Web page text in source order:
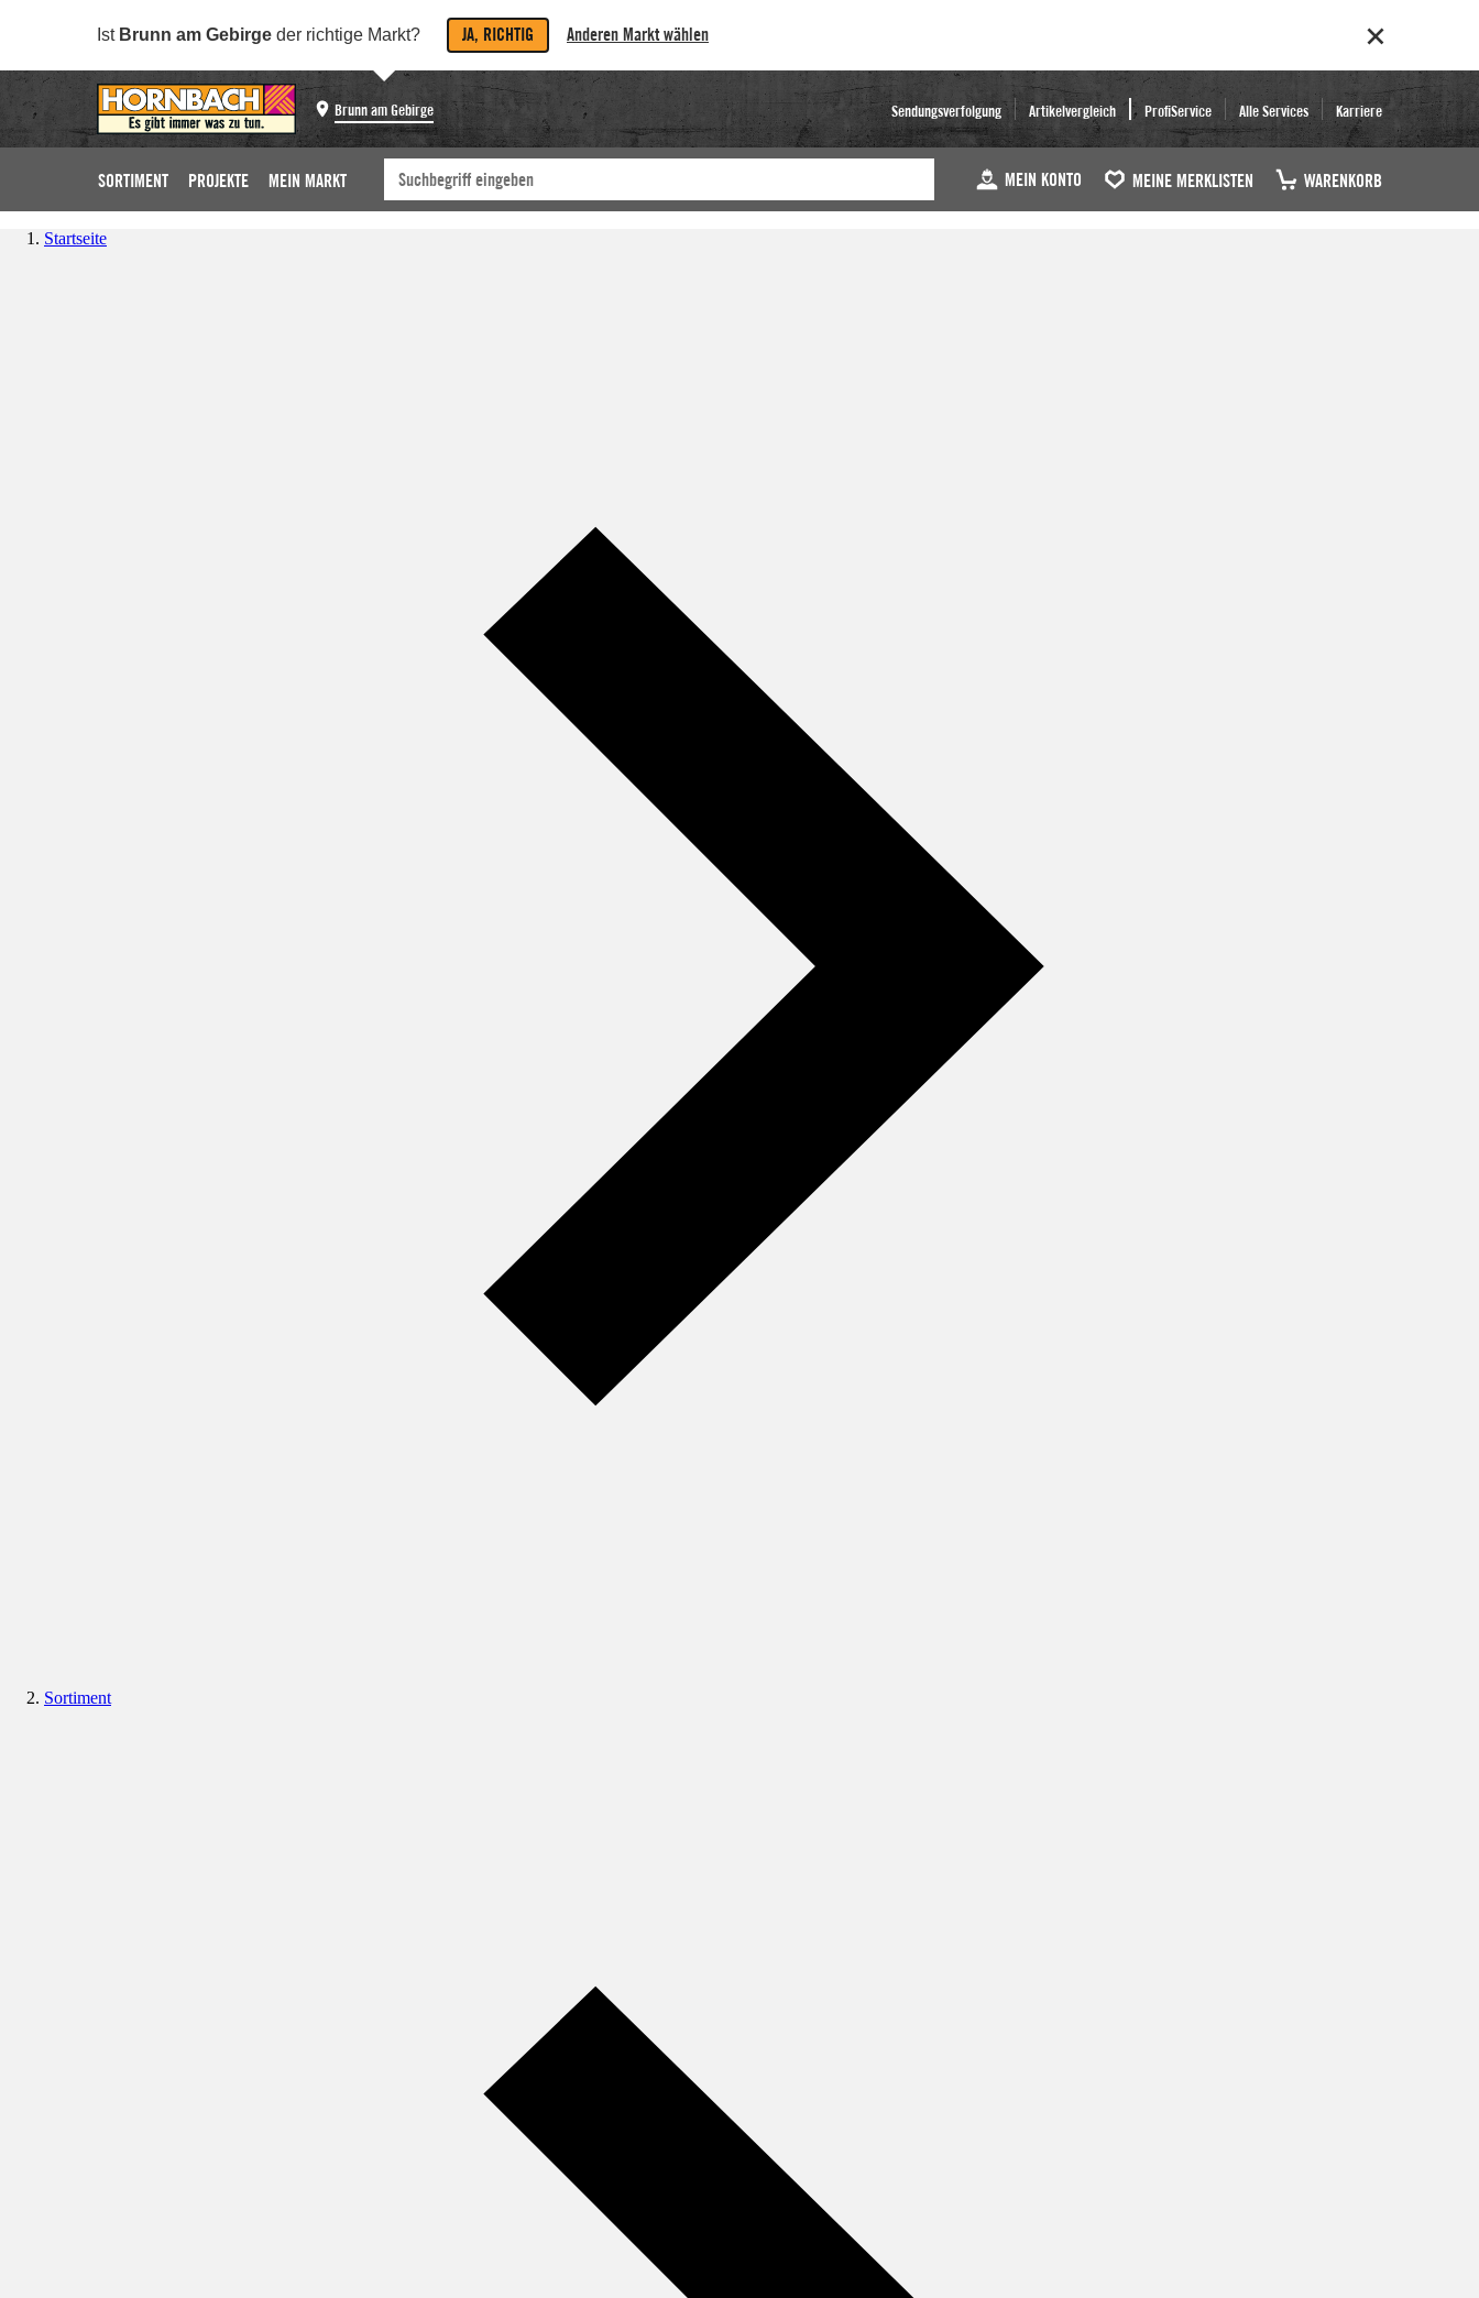
Ist Brunn am Gebirge der richtige Markt? JA, RICHTIG Anderen Markt wählen
Brunn am Gebirge Sendungsverfolgung Artikelvergleich ProfiService Alle Services Karriere
SORTIMENT PROJEKTE MEIN MARKT MEIN KONTO MEINE MERKLISTEN WARENKORB
Startseite
Sortiment